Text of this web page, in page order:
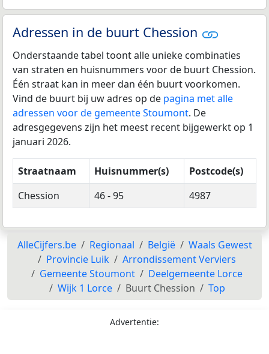
Adressen in de buurt Chession
Onderstaande tabel toont alle unieke combinaties
van straten en huisnummers voor de buurt Chession.
Één straat kan in meer dan één buurt voorkomen.
Vind de buurt bij uw adres op de pagina met alle
adressen voor de gemeente Stoumont. De
adresgegevens zijn het meest recent bijgewerkt op 1
januari 2026.
Straatnaam Huisnummer(s)
Postcode(s)
Chession
46 - 95 4987
AlleCijfers.be Regionaal België
Waals Gewest
Provincie Luik
Arrondissement Verviers
Gemeente Stoumont
Deelgemeente Lorce
Wijk 1 Lorce
Buurt Chession Top
Advertentie: